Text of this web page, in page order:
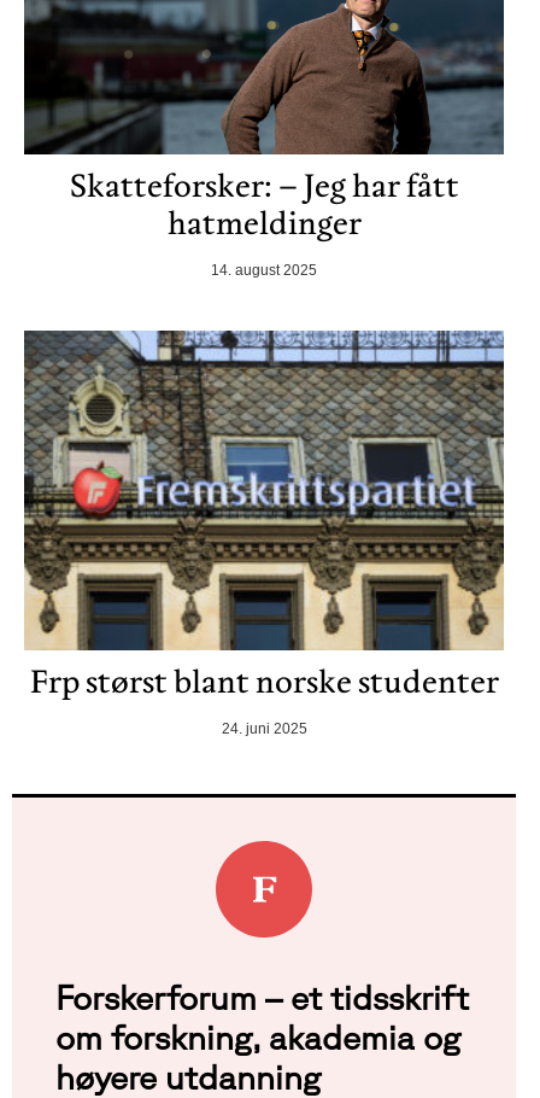
Skatteforsker: – Jeg har fått
hatmeldinger
14. august 2025
Frp størst blant norske studenter
24. juni 2025
Forskerforum – et tidsskrift
om forskning, akademia og
høyere utdanning